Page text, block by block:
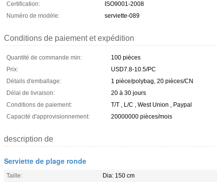
Certification:
ISO9001-2008
Numéro de modèle:
serviette-089
Conditions de paiement et expédition
Quantité de commande min:
100 pièces
Prix:
USD7.8-10.5/PC
Détails d'emballage:
1 pièce/polybag, 20 pièces/CN
Délai de livraison:
20 à 30 jours
Conditions de paiement:
T/T , L/C , West Union , Paypal
Capacité d'approvisionnement:
20000000 pièces/mois
description de
Serviette de plage ronde
Taille:
Dia: 150 cm